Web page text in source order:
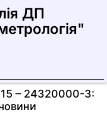
ДП
– 24320000-3: